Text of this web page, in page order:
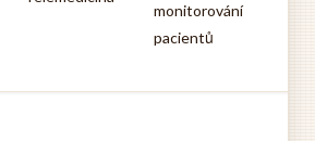
monitorování
pacientů